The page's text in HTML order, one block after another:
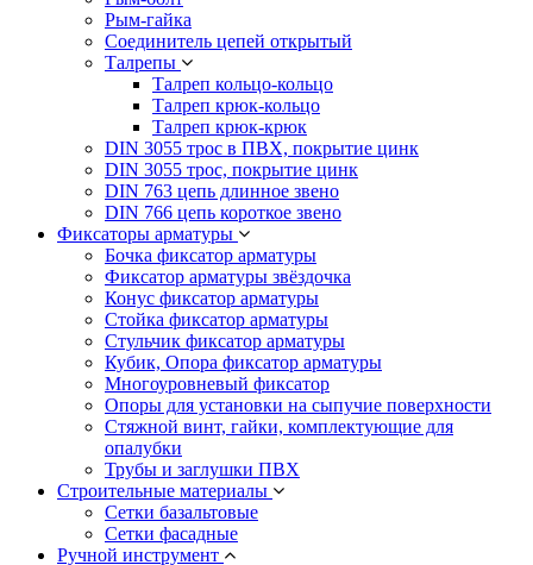
Рым-гайка
Соединитель цепей открытый
Талрепы
Талреп кольцо-кольцо
Талреп крюк-кольцо
Талреп крюк-крюк
DIN 3055 трос в ПВХ, покрытие цинк
DIN 3055 трос, покрытие цинк
DIN 763 цепь длинное звено
DIN 766 цепь короткое звено
Фиксаторы арматуры
Бочка фиксатор арматуры
Фиксатор арматуры звёздочка
Конус фиксатор арматуры
Стойка фиксатор арматуры
Стульчик фиксатор арматуры
Кубик, Опора фиксатор арматуры
Многоуровневый фиксатор
Опоры для установки на сыпучие поверхности
Стяжной винт, гайки, комплектующие для
опалубки
Трубы и заглушки ПВХ
Строительные материалы
Сетки базальтовые
Сетки фасадные
Ручной инструмент